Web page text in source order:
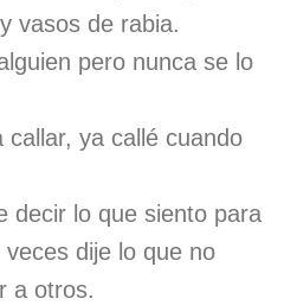
vasos de rabia.
pero nunca se lo
ya callé cuando
decir lo que siento para
dije lo que no
a otros.